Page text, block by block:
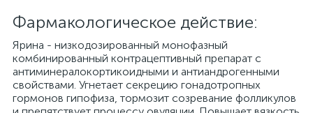
Фармакологическое действие:
Ярина - низкодозированный монофазный
комбинированный контрацептивный препарат с
антиминералокортикоидными и антиандрогенными
свойствами. Угнетает секрецию гонадотропных
гормонов гипофиза, тормозит созревание фолликулов